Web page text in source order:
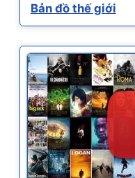
Bản đồ thế giới